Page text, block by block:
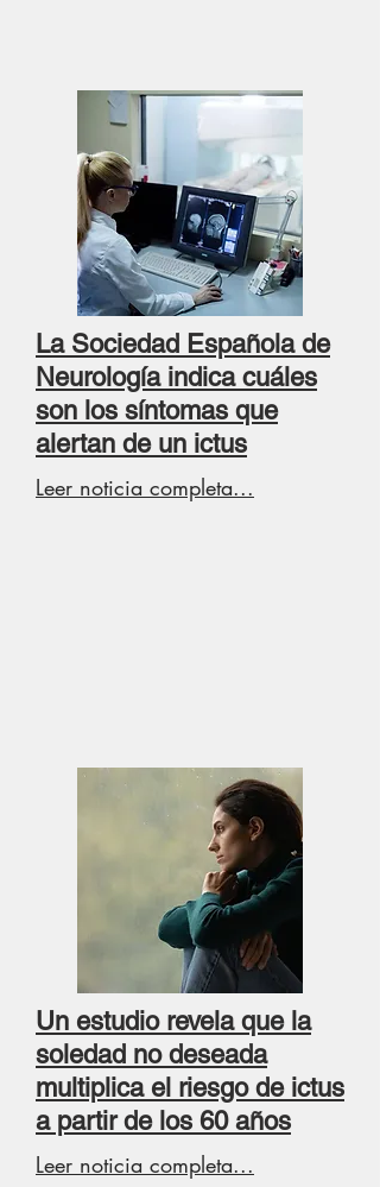
La Sociedad Española de
Neurología indica cuáles
son los síntomas que
alertan de un ictus
Leer noticia completa...
Un estudio revela que la
soledad no deseada
multiplica el riesgo de ictus
a partir de los 60 años
Leer noticia completa...